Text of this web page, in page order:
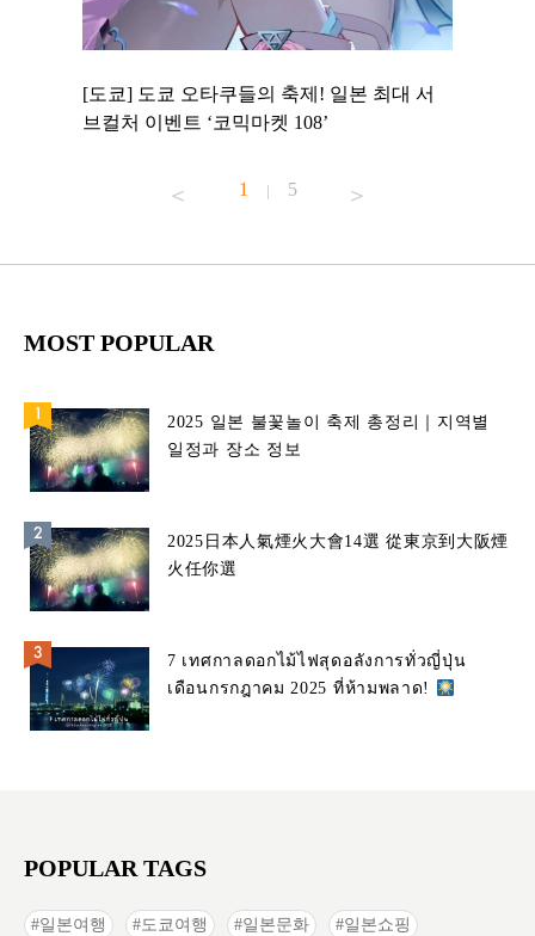
[도쿄] 도쿄 오타쿠들의 축제! 일본 최대 서
브컬처 이벤트 ‘코믹마켓 108’
1 | 5
MOST POPULAR
2025 일본 불꽃놀이 축제 총정리｜지역별
일정과 장소 정보
2025日本人氣煙火大會14選 從東京到大阪煙
火任你選
7 เทศกาลดอกไม้ไฟสุดอลังการทั่วญี่ปุ่น
เดือนกรกฎาคม 2025 ที่ห้ามพลาด!
POPULAR TAGS
일본여행 도쿄여행 일본문화 일본쇼핑